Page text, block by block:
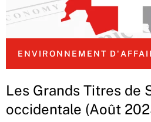
ENVIRONNEMENT
Les Grands Titres de
occidentale (Août